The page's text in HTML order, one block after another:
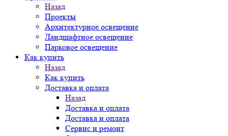
Назад
Проекты
Архитектурное освещение
Ландшафтное освещение
Парковое освещение
Как купить
Назад
Как купить
Доставка и оплата
Назад
Доставка и оплата
Доставка и оплата
Сервис и ремонт